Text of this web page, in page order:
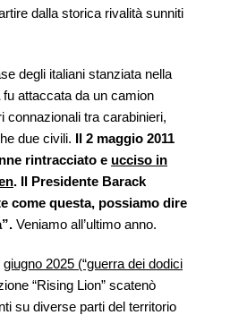
dalla storica rivalità sunniti
degli italiani stanziata nella
fu attaccata da un camion
connazionali tra carabinieri,
due civili. Il 2 maggio 2011
rintracciato e ucciso in
. Il Presidente Barack
come questa, possiamo dire
Veniamo all’ultimo anno.
giugno 2025 (“guerra dei dodici
“Rising Lion” scatenò
su diverse parti del territorio